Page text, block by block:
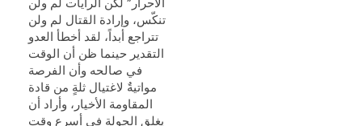
تنكّس، وإرادة القتال لم ولن
تتراجع أبداً، لقد أخطأ العدو
التقدير حينما ظن أن الوقت
في صالحه وأن الفرصة
مواتيةٌ لاغتيال ثلةٍ من قادة
المقاومة الأخيار، وأراد أن
يغلق الجولة في أسرع وقت